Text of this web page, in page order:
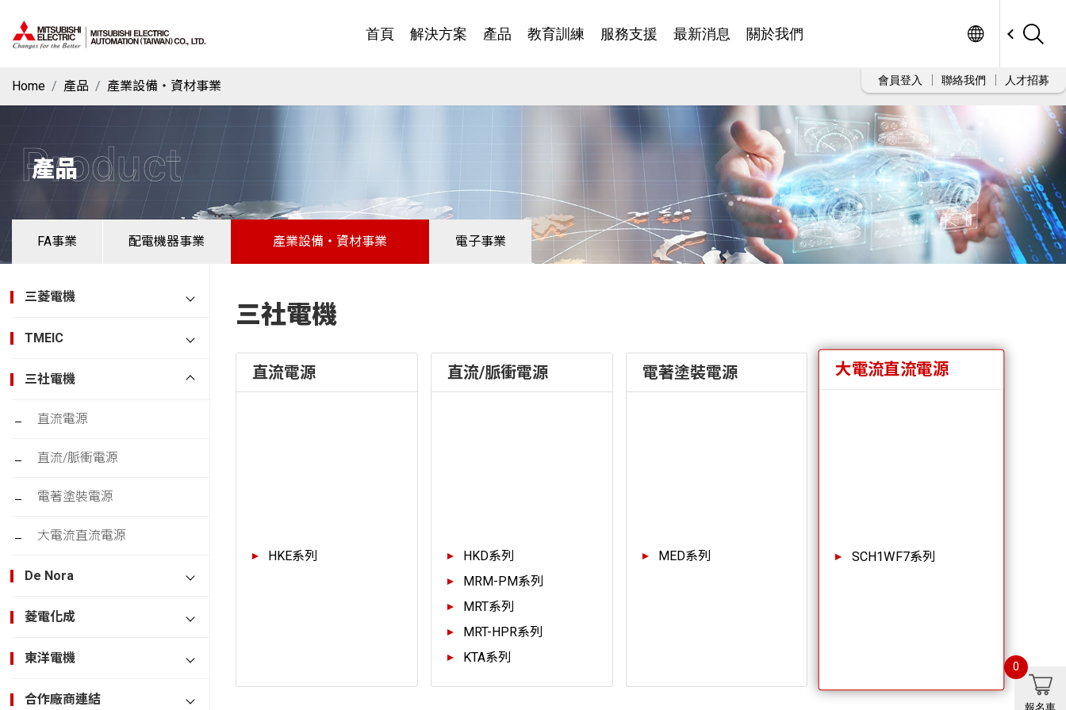
首頁 解決方案 產品 教育訓練 服務支援 最新消息 關於我們
會員登入 聯絡我們 人才招募
Home 產品 產業設備・資材事業
產品
Product
FA事業 配電機器事業 產業設備・資材事業 電子事業
三菱電機
TMEIC
三社電機
直流電源
直流/脈衝電源
電著塗裝電源
大電流直流電源
De Nora
菱電化成
東洋電機
合作廠商連結
三社電機
直流電源
HKE系列
直流/脈衝電源
HKD系列
MRM-PM系列
MRT系列
MRT-HPR系列
KTA系列
電著塗裝電源
MED系列
大電流直流電源
SCH1WF7系列
報名車
0